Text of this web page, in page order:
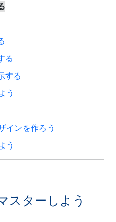
る
する
う
インを作ろう
う
スターしよう